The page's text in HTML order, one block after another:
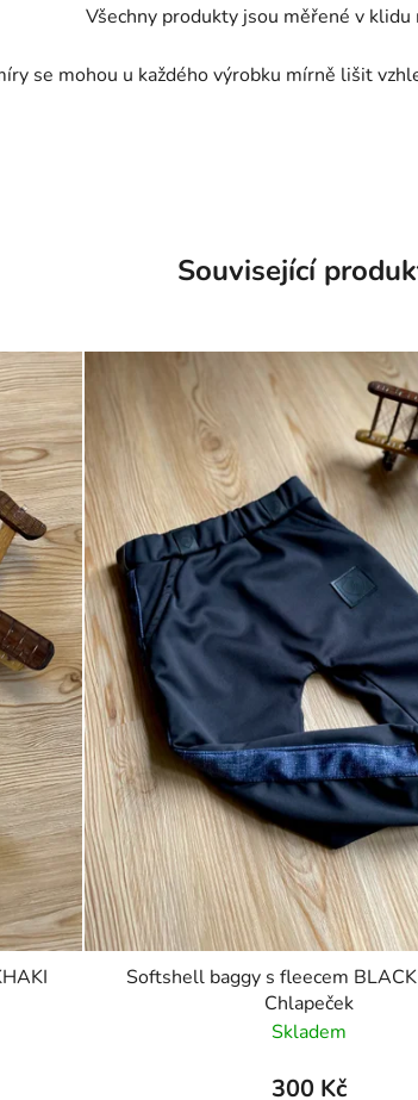
Všechny produkty jsou měřené v klidu
se mohou u každého výrobku mírně lišit
Související
Softshell baggy s fleecem
Chlapeček
Skladem
300 Kč